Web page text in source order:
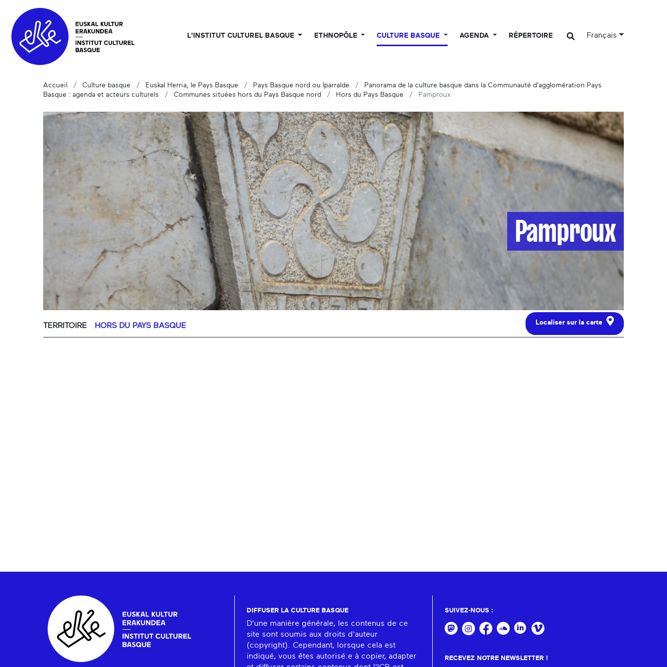
L'INSTITUT CULTUREL BASQUE ETHNOPÔLE CULTURE BASQUE AGENDA RÉPERTOIRE Français
Accueil Culture basque Euskal Herria, le Pays Basque Pays Basque nord ou Iparralde
Panorama de la culture basque dans la Communauté d'agglomération Pays
Basque : agenda et acteurs culturels
Communes situées hors du Pays Basque nord Hors du Pays Basque Pamproux
Pamproux
TERRITOIRE HORS DU PAYS BASQUE Localiser sur la carte
DIFFUSER LA CULTURE BASQUE
D'une manière générale, les contenus de ce
site sont soumis aux droits d'auteur
(copyright). Cependant, lorsque cela est
indiqué, vous êtes autorisé.e à copier, adapter
SUIVEZ-NOUS :
RECEVEZ NOTRE NEWSLETTER !